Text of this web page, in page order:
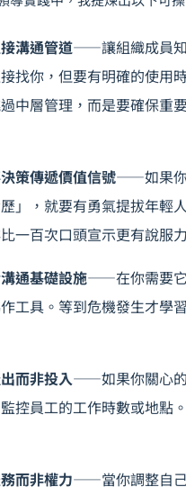
溝通管道——讓組織成員
找你，但要有明確的使用
中層管理，而是要確保重
策傳遞價值信號——如果你
」，就要有勇氣提拔年輕
一百次口頭宣示更有說服
通基礎設施——在你需要
工具。等到危機發生才學
而非投入——如果你關心
控員工的工作時數或地點
而非權力——當你調整自